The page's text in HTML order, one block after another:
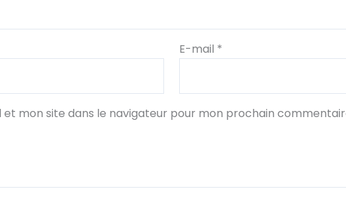
E-mail *
mon site dans le navigateur pour mon prochain